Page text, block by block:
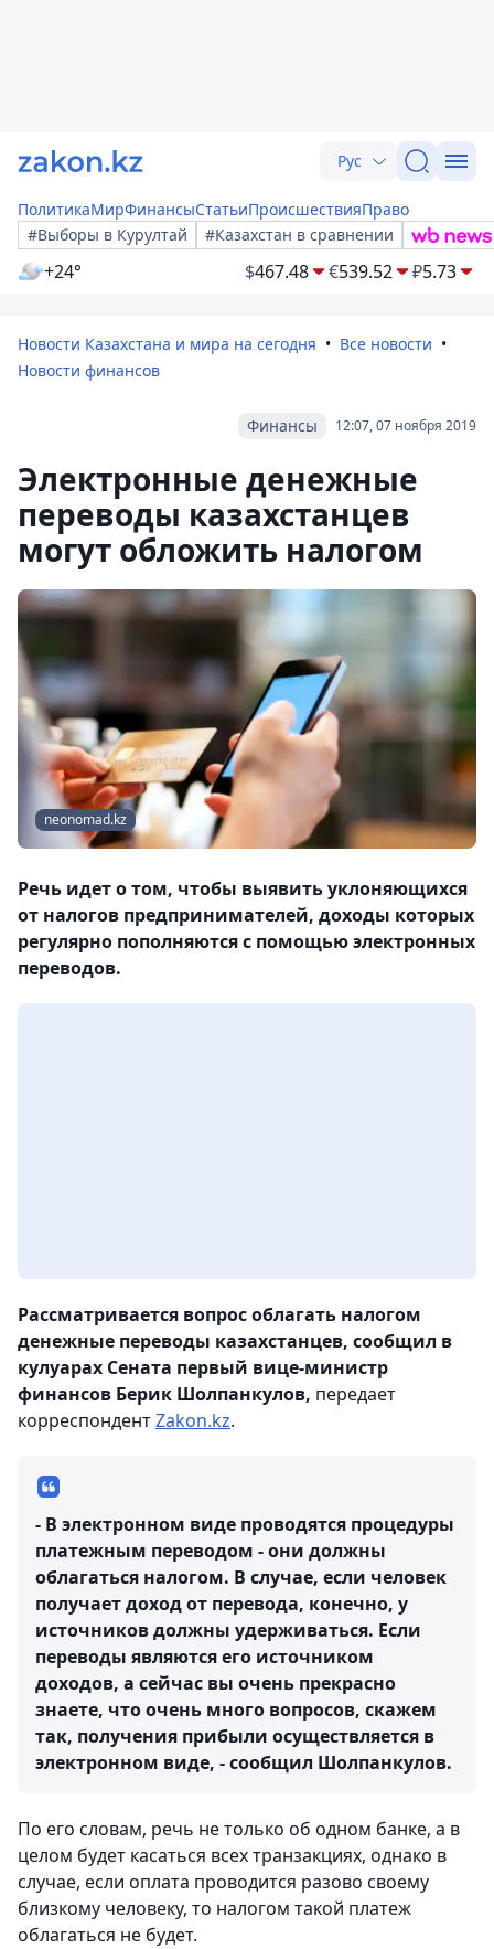
Рус
ПолитикаМирФинансыСтатьиПроисшествияПраво
#Выборы в Курултай
#Казахстан в сравнении
+24° $467.48 €539.52 ₽5.73
Новости Казахстана и мира на сегодня
Все новости
Новости финансов
12:07, 07 ноября 2019
Финансы
Электронные денежные
переводы казахстанцев
могут обложить налогом
neonomad.kz
Речь идет о том, чтобы выявить уклоняющихся
от налогов предпринимателей, доходы которых
регулярно пополняются с помощью электронных
переводов.
Рассматривается вопрос облагать налогом
денежные переводы казахстанцев, сообщил в
кулуарах Сената первый вице-министр
финансов Берик Шолпанкулов, передает
корреспондентZakon.kz.
- В электронном виде проводятся процедуры
платежным переводом - они должны
облагаться налогом. В случае, если человек
получает доход от перевода, конечно, у
источников должны удерживаться. Если
переводы являются его источником
доходов, а сейчас вы очень прекрасно
знаете, что очень много вопросов, скажем
так, получения прибыли осуществляется в
электронном виде, - сообщил Шолпанкулов.
По его словам, речь не только об одном банке, а в
целом будет касаться всех транзакциях, однако в
случае, если оплата проводится разово своему
близкому человеку, то налогом такой платеж
облагаться не будет.